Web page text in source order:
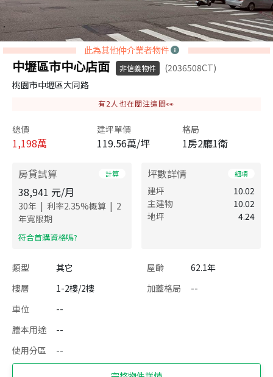
此為其他仲介業者物件
中壢區市中心店面 非信義物件
(2036508CT)
桃園市中壢區大同路
有2 人也在關注這間👀
總價
1,198萬
建坪單價
119.56萬/坪
格局
1房2廳1衛
房貸試算 計算
38,941 元/月
30年 | 利率2.35%概算 | 2
年寬限期
​符合首購資格嗎?
坪數詳情 細項
建坪
10.02
主建物
10.02
地坪
4.24
類型 其它 屋齡
62.1年
樓層
1-2樓/2樓 加蓋格局
--
車位
--
謄本用途
--
使用分區
--